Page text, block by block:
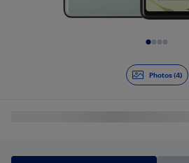
Photos (4)